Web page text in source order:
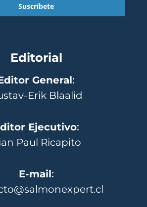
Suscríbete
Editorial
General:
Erik Blaalid
Ejecutivo:
Paul Ricapito
E-mail: